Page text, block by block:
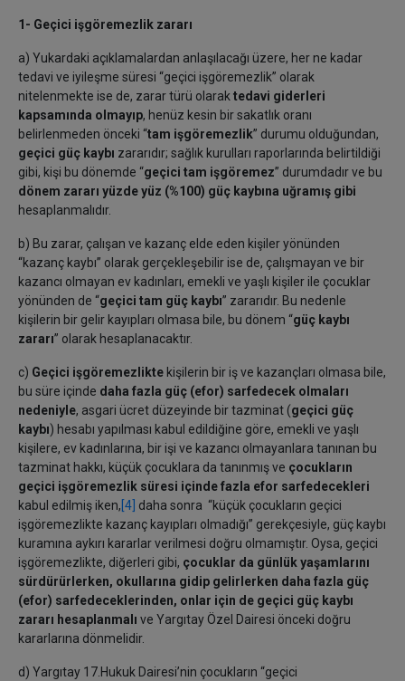
1- Geçici işgöremezlik zararı
a) Yukardaki açıklamalardan anlaşılacağı üzere, her ne kadar
tedavi ve iyileşme süresi “geçici işgöremezlik” olarak
nitelenmekte ise de, zarar türü olaraktedavi giderleri
kapsamında olmayıp, henüz kesin bir sakatlık oranı
belirlenmeden önceki “tam işgöremezlik” durumu olduğundan,
geçici güç kaybı zararıdır; sağlık kurulları raporlarında belirtildiği
gibi, kişi bu dönemde “geçici tam işgöremez” durumdadır ve bu
dönem zararı yüzde yüz (%100) güç kaybına uğramış gibi
hesaplanmalıdır.
b) Bu zarar, çalışan ve kazanç elde eden kişiler yönünden
“kazanç kaybı” olarak gerçekleşebilir ise de, çalışmayan ve bir
kazancı olmayan ev kadınları, emekli ve yaşlı kişiler ile çocuklar
yönünden de “geçici tam güç kaybı” zararıdır. Bu nedenle
kişilerin bir gelir kayıpları olmasa bile, bu dönem “güç kaybı
zararı” olarak hesaplanacaktır.
c) Geçici işgöremezlikte kişilerin bir iş ve kazançları olmasa bile,
bu süre içinde daha fazla güç (efor) sarfedecek olmaları
nedeniyle, asgari ücret düzeyinde bir tazminat (geçici güç
kaybı) hesabı yapılması kabul edildiğine göre, emekli ve yaşlı
kişilere, ev kadınlarına, bir işi ve kazancı olmayanlara tanınan bu
tazminat hakkı, küçük çocuklara da tanınmış ve çocukların
geçici işgöremezlik süresi içinde fazla efor sarfedecekleri
kabul edilmiş iken, [4] daha sonra “küçük çocukların geçici
işgöremezlikte kazanç kayıpları olmadığı” gerekçesiyle, güç kaybı
kuramına aykırı kararlar verilmesi doğru olmamıştır. Oysa, geçici
işgöremezlikte, diğerleri gibi, çocuklar da günlük yaşamlarını
sürdürürlerken, okullarına gidip gelirlerken daha fazla güç
(efor) sarfedeceklerinden, onlar için de geçici güç kaybı
zararı hesaplanmalı ve Yargıtay Özel Dairesi önceki doğru
kararlarına dönmelidir.
d) Yargıtay 17.Hukuk Dairesi’nin çocukların “geçici